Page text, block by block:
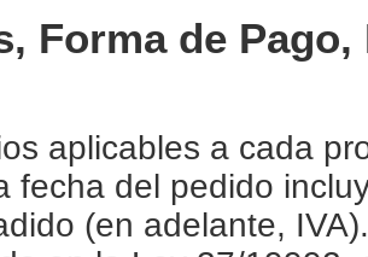
Forma de
aplicables a cada
fecha del pedido
(en adelante,